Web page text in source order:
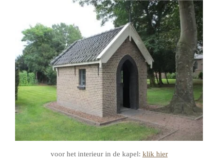
voor het interieur in de kapel: klik hier